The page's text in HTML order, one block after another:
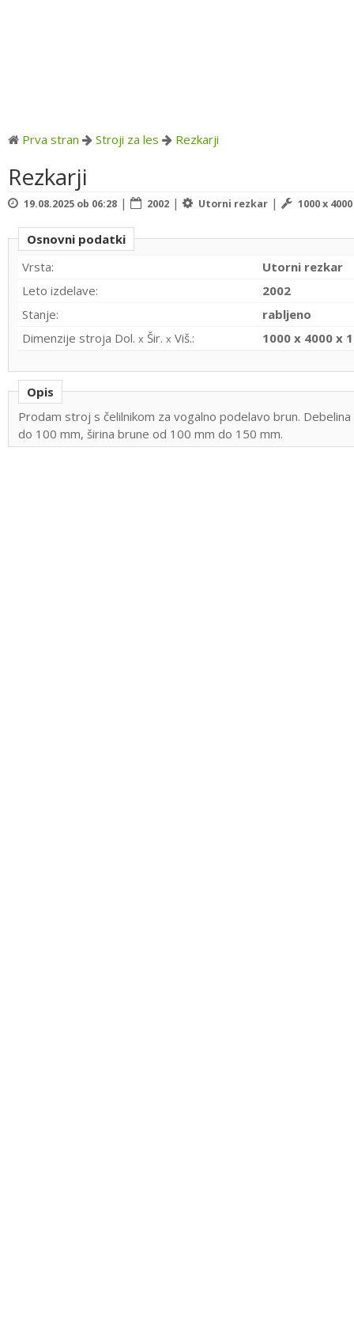
Prva stran Stroji za les Rezkarji
Rezkarji
19.08.2025 ob 06:28 | 2002 | Utorni rezkar | 1000 x
Osnovni podatki
Vrsta:
Utorni rezkar
Leto izdelave:
2002
Stanje:
rabljeno
Dimenzije stroja Dol. x Šir. x Viš.: 1000 x 4000 x
Opis
Prodam stroj s čelilnikom za vogalno podelavo brun.
do 100 mm, širina brune od 100 mm do 150 mm.